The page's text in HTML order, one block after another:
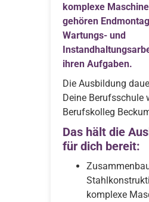
komplexe
gehören
Wartungs-­ und
ihren Aufgaben.
Die Ausbildung
Deine Berufsschule
Berufskolleg
Das hält die
für dich bereit:
komplexe